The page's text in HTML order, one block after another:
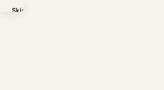
Skip